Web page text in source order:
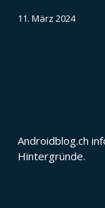
11. März 2024
Androidblog.ch
Hintergründe.